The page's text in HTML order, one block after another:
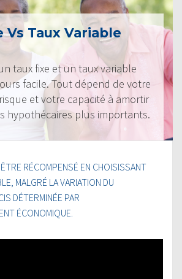
Vs Taux Variable
taux fixe et un taux variable
facile. Tout dépend de votre
et votre capacité à amortir
hypothécaires plus importants.
RÉCOMPENSÉ EN CHOISISSANT
MALGRÉ LA VARIATION DU
DÉTERMINÉE PAR
ÉCONOMIQUE.